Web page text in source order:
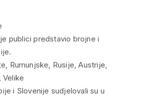
publici predstavio brojne i
Rumunjske, Rusije, Austrije,
Velike
i Slovenije sudjelovali su u